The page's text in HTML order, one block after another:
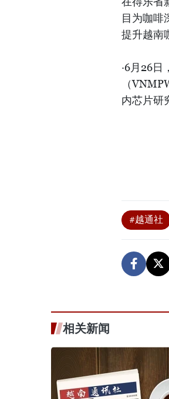
目为咖啡
提升越南
·6月26
（
内芯片研
#越通社
相关新闻